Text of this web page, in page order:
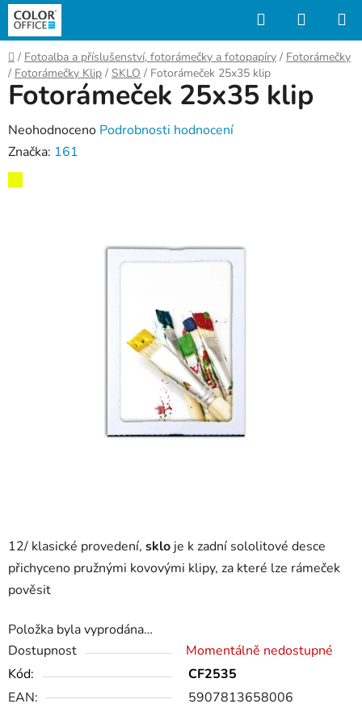
Přejít
obsah
Hledat
KOŠÍK
Domů
/ Fotoalba a příslušenství, fotorámečky a fotopapíry / Fotorámečky
/ Fotorámečky Klip / SKLO / Fotorámeček 25x35 klip
12/ klasické provedení, sklo je k zadní sololitové desce
přichyceno pružnými kovovými klipy, za které lze rámeček
pověsit
Položka byla vyprodána…
Dostupnost
Momentálně nedostupné
Kód:
CF2535
EAN:
5907813658006
Fotorámeček 25x35 klip
Průměrné
hodnocení
produktu
Neohodnoceno Podrobnosti hodnocení
Značka: 161
,